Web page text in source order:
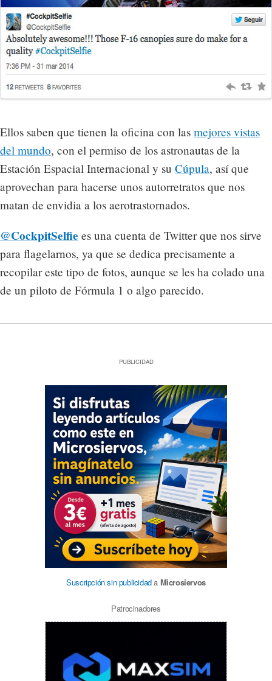
Ellos saben que tienen la oficina con las mejores vistas
del mundo, con el permiso de los astronautas de la
Estación Espacial Internacional y su Cúpula, así que
aprovechan para hacerse unos autorretratos que nos
matan de envidia a los aerotrastornados.
@CockpitSelfie es una cuenta de Twitter que nos sirve
para flagelarnos, ya que se dedica precisamente a
recopilar este tipo de fotos, aunque se les ha colado una
de un piloto de Fórmula 1 o algo parecido.
PUBLICIDAD
Suscripción sin publicidada Microsiervos
Patrocinadores